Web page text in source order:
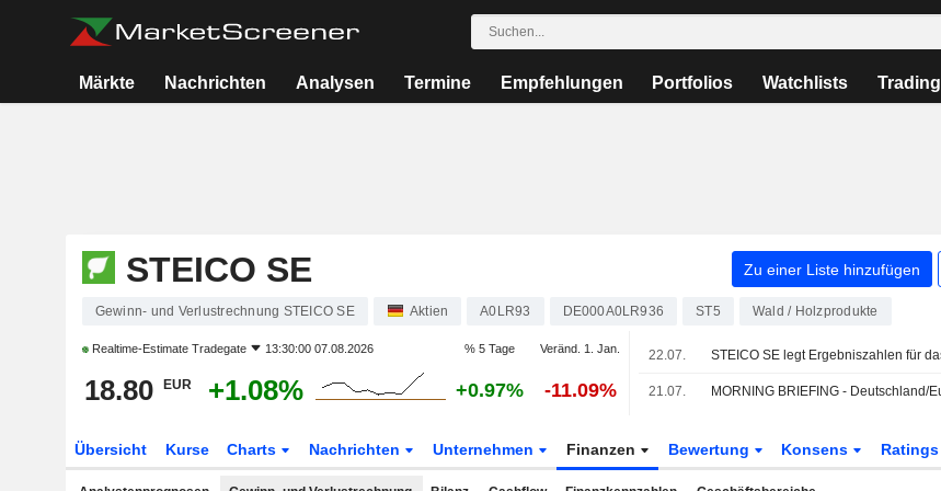
Märkte Nachrichten Analysen Termine Empfehlungen Portfolios Watchlists Trading
STEICO SE Zu einer Liste hinzufügen
Gewinn- und Verlustrechnung STEICO SE Aktien A0LR93 DE000A0LR936 ST5 Wald / Holzprodukte
Realtime-Estimate Tradegate 13:30:00 07.08.2026 % 5 Tage Veränd. 1. Jan.
18.80 EUR +1.08% +0.97% -11.09%
22.07.
21.07.
Übersicht Kurse Charts Nachrichten Unternehmen Finanzen Bewertung Konsens Ratings